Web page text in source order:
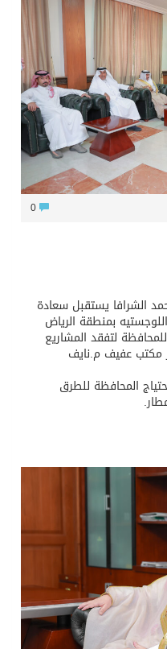
البيان المشترك لقمة مكة المكرمة للدفاع المشترك بين المملكة وتركيا وباكستان
الشرافا يستقبل سعادة
بمنطقة الرياض
لتفقد المشاريع
مكتب عفيف م.نايف
المحافظة للطرق